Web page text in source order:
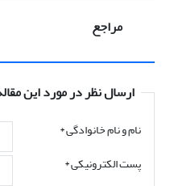
مراجع
ارسال نظر در مورد این
نام و نام خانوادگی*
پست الکترونیکی*